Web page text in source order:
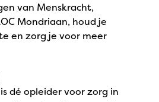
van Menskracht,
Mondriaan, houd je
en zorg je voor meer
dé opleider voor zorg in